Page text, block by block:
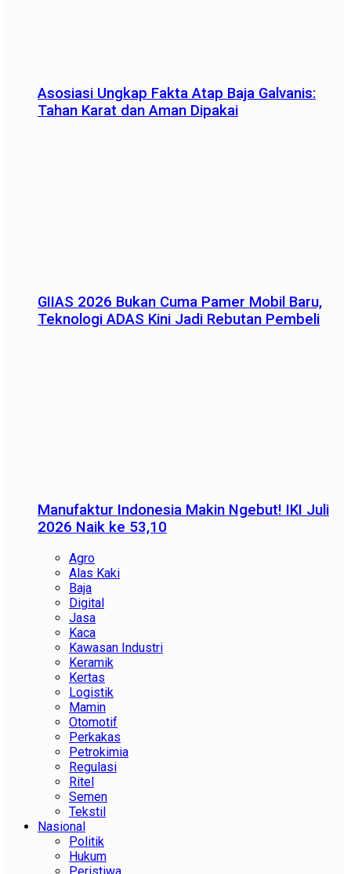
Asosiasi Ungkap Fakta Atap Baja Galvanis:
Tahan Karat dan Aman Dipakai
GIIAS 2026 Bukan Cuma Pamer Mobil Baru,
Teknologi ADAS Kini Jadi Rebutan Pembeli
Manufaktur Indonesia Makin Ngebut! IKI Juli
2026 Naik ke 53,10
Agro
Alas Kaki
Baja
Digital
Jasa
Kaca
Kawasan Industri
Keramik
Kertas
Logistik
Mamin
Otomotif
Perkakas
Petrokimia
Regulasi
Ritel
Semen
Tekstil
Nasional
Politik
Hukum